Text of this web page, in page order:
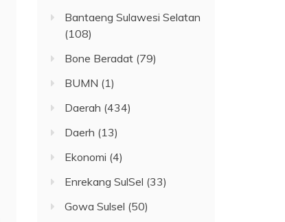
Bantaeng Sulawesi Selatan
(108)
Bone Beradat (79)
BUMN (1)
Daerah (434)
Daerh (13)
Ekonomi (4)
Enrekang SulSel (33)
Gowa Sulsel (50)